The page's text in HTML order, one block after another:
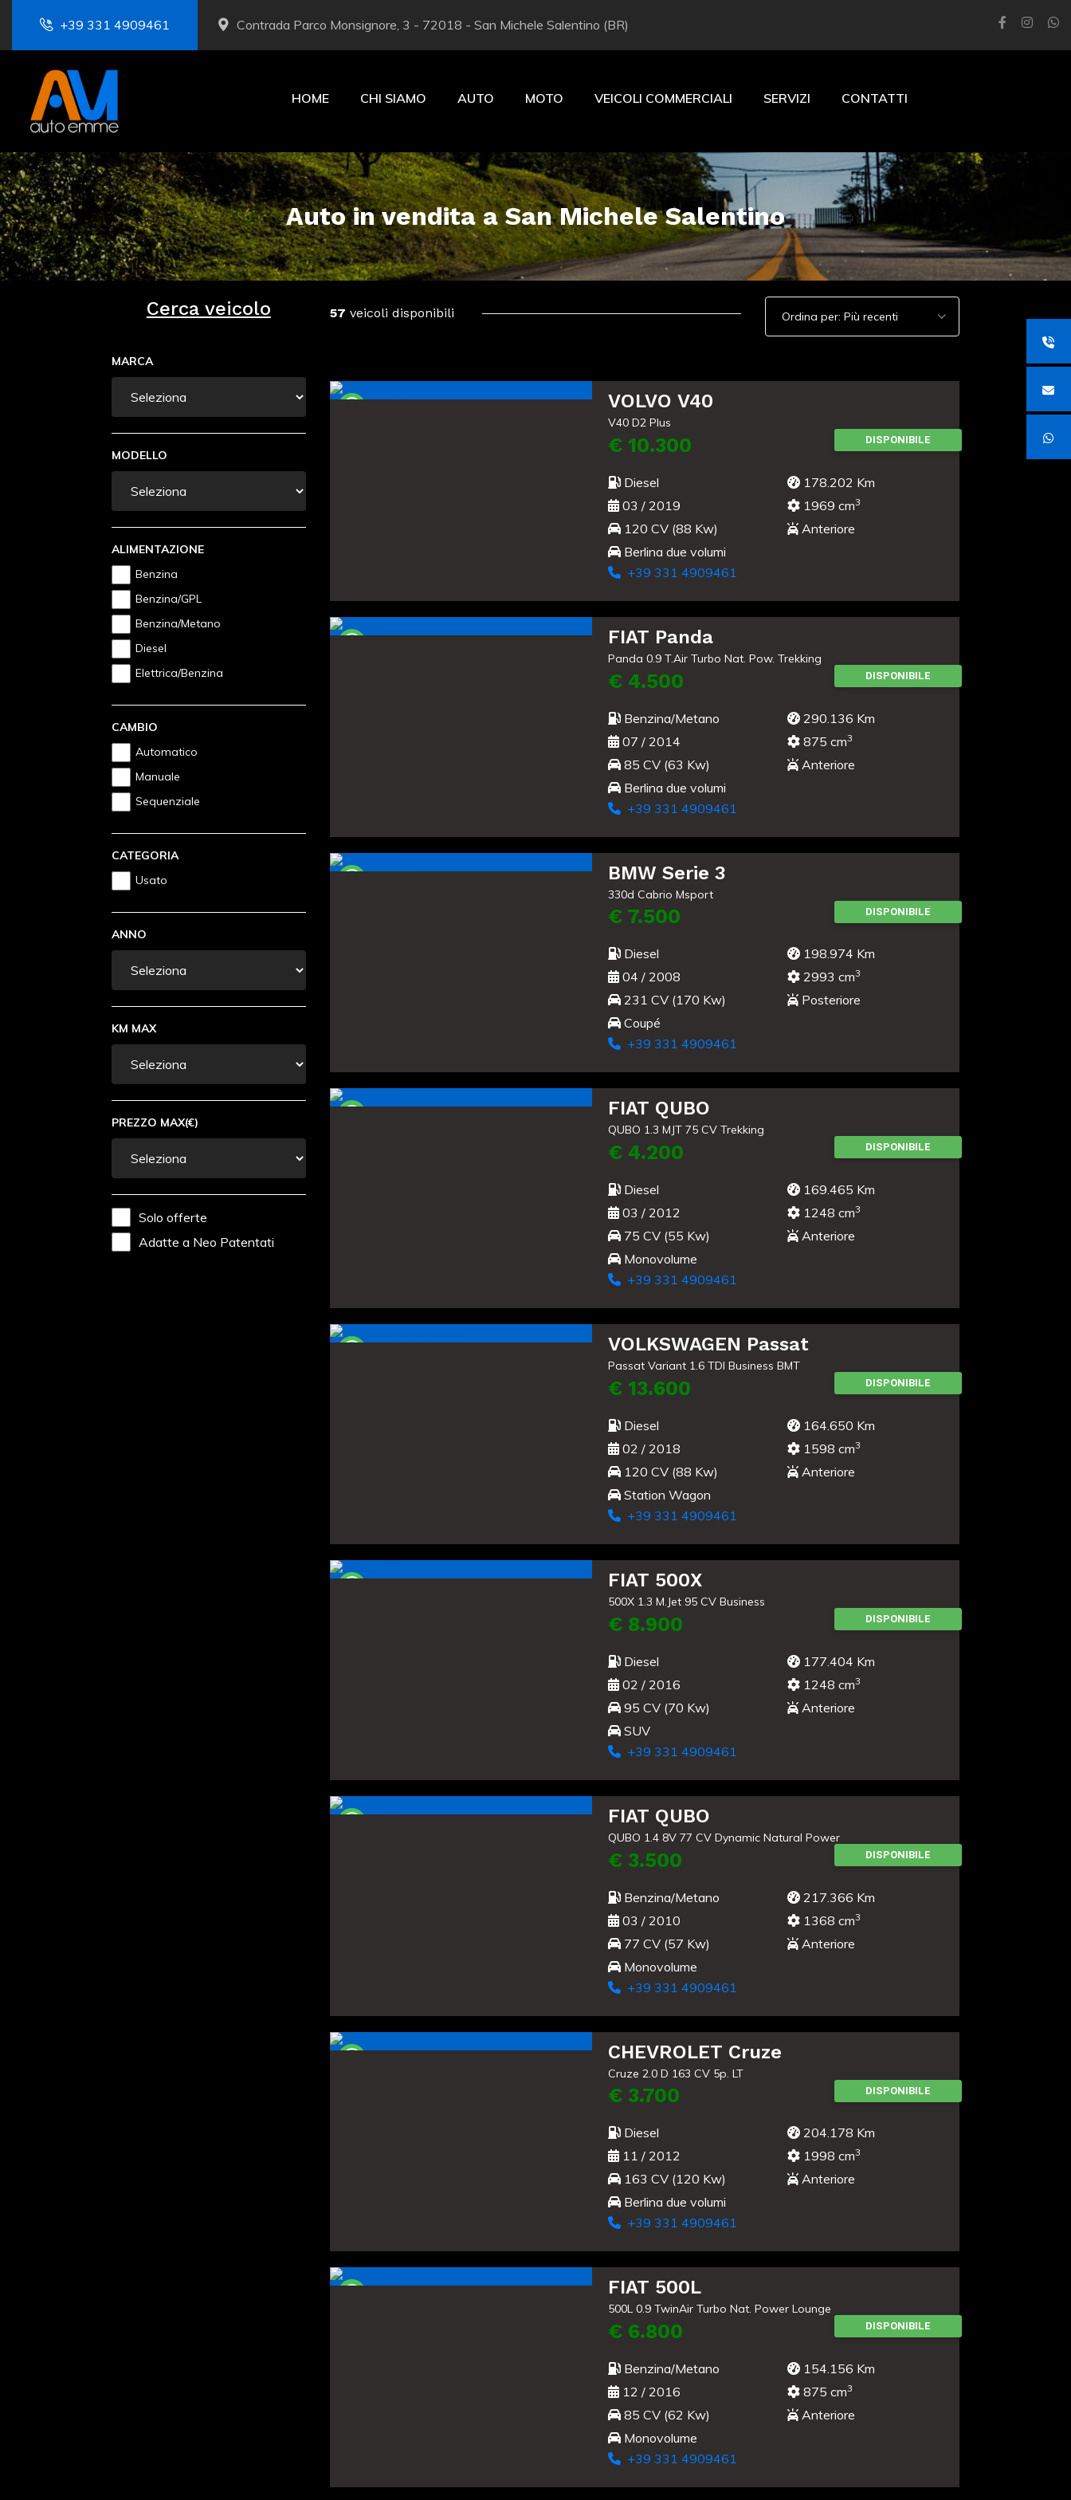
+39 331 4909461 Contrada Parco Monsignore, 3 - 72018 - San Michele Salentino (BR)
HOME CHI SIAMO AUTO MOTO VEICOLI COMMERCIALI SERVIZI CONTATTI
Auto in vendita a San Michele Salentino
Cerca veicolo
MARCA
MODELLO
ALIMENTAZIONE
Benzina
Benzina/GPL
Benzina/Metano
Diesel
Elettrica/Benzina
CAMBIO
Automatico
Manuale
Sequenziale
CATEGORIA
Usato
ANNO
KM MAX
PREZZO MAX(€)
Solo offerte
Adatte a Neo Patentati
57 veicoli disponibili
VOLVO V40
V40 D2 Plus
€ 10.300 DISPONIBILE
Diesel
178.202 Km
03 / 2019
1969 cm3
120 CV (88 Kw)
Anteriore
Berlina due volumi
+39 331 4909461
FIAT Panda
Panda 0.9 T.Air Turbo Nat. Pow. Trekking
€ 4.500 DISPONIBILE
Benzina/Metano
290.136 Km
07 / 2014
875 cm3
85 CV (63 Kw)
Anteriore
Berlina due volumi
+39 331 4909461
BMW Serie 3
330d Cabrio Msport
€ 7.500 DISPONIBILE
Diesel
198.974 Km
04 / 2008
2993 cm3
231 CV (170 Kw)
Posteriore
Coupé
+39 331 4909461
FIAT QUBO
QUBO 1.3 MJT 75 CV Trekking
€ 4.200 DISPONIBILE
Diesel
169.465 Km
03 / 2012
1248 cm3
75 CV (55 Kw)
Anteriore
Monovolume
+39 331 4909461
VOLKSWAGEN Passat
Passat Variant 1.6 TDI Business BMT
€ 13.600 DISPONIBILE
Diesel
164.650 Km
02 / 2018
1598 cm3
120 CV (88 Kw)
Anteriore
Station Wagon
+39 331 4909461
FIAT 500X
500X 1.3 M.Jet 95 CV Business
€ 8.900 DISPONIBILE
Diesel
177.404 Km
02 / 2016
1248 cm3
95 CV (70 Kw)
Anteriore
SUV
+39 331 4909461
FIAT QUBO
QUBO 1.4 8V 77 CV Dynamic Natural Power
€ 3.500 DISPONIBILE
Benzina/Metano
217.366 Km
03 / 2010
1368 cm3
77 CV (57 Kw)
Anteriore
Monovolume
+39 331 4909461
CHEVROLET Cruze
Cruze 2.0 D 163 CV 5p. LT
€ 3.700 DISPONIBILE
Diesel
204.178 Km
11 / 2012
1998 cm3
163 CV (120 Kw)
Anteriore
Berlina due volumi
+39 331 4909461
FIAT 500L
500L 0.9 TwinAir Turbo Nat. Power Lounge
€ 6.800 DISPONIBILE
Benzina/Metano
154.156 Km
12 / 2016
875 cm3
85 CV (62 Kw)
Anteriore
Monovolume
+39 331 4909461